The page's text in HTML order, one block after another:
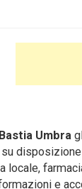
Bastia Umbra
locale,
e